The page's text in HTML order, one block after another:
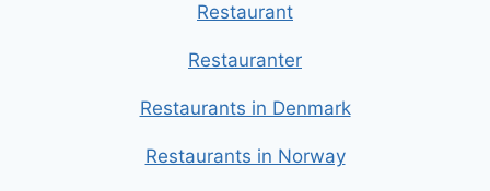
Restaurant
Restauranter
Restaurants in Denmark
Restaurants in Norway